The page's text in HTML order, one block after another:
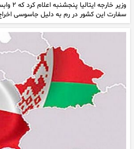
وزیر
سفارت این کشور در رم به دلیل جاسوسی